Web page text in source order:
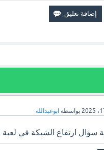
بواسطة ابوعبدالله
ارتفاع الشبكة في لعبة الكرة